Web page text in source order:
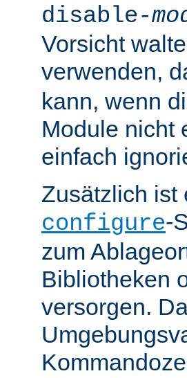
disable-
Vorsicht
verwenden,
kann, wenn
Module nicht
einfach
Zusätzlich ist
configure-
zum
Bibliotheken
versorgen.